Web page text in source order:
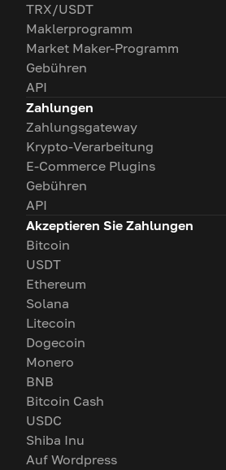
TRX/USDT
Maklerprogramm
Market Maker-Programm
Gebühren
API
Zahlungen
Zahlungsgateway
Krypto-Verarbeitung
E-Commerce Plugins
Gebühren
API
Akzeptieren Sie Zahlungen
Bitcoin
USDT
Ethereum
Solana
Litecoin
Dogecoin
Monero
BNB
Bitcoin Cash
USDC
Shiba Inu
Auf Wordpress